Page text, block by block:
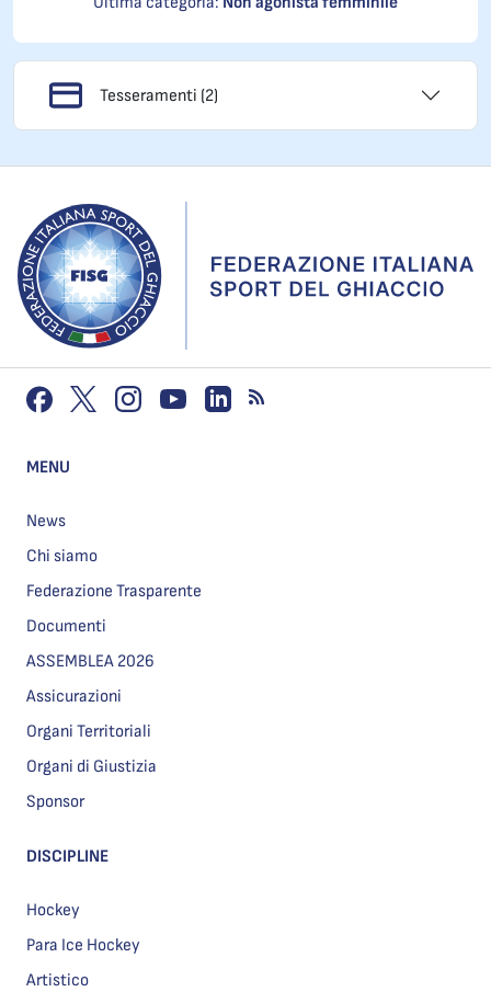
Tesseramenti (2)
MENU
News
Chi siamo
Federazione Trasparente
Documenti
ASSEMBLEA 2026
Assicurazioni
Organi Territoriali
Organi di Giustizia
Sponsor
DISCIPLINE
Hockey
Para Ice Hockey
Artistico